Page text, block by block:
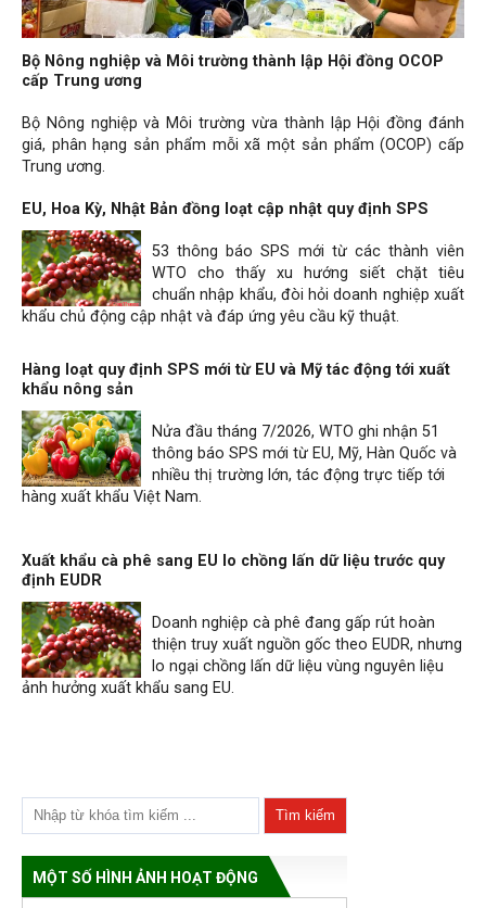
Bộ Nông nghiệp và Môi trường thành lập Hội đồng OCOP
cấp Trung ương
Bộ Nông nghiệp và Môi trường vừa thành lập Hội đồng đánh
giá, phân hạng sản phẩm mỗi xã một sản phẩm (OCOP) cấp
Trung ương.
EU, Hoa Kỳ, Nhật Bản đồng loạt cập nhật quy định SPS
53 thông báo SPS mới từ các thành viên
WTO cho thấy xu hướng siết chặt tiêu
chuẩn nhập khẩu, đòi hỏi doanh nghiệp xuất
khẩu chủ động cập nhật và đáp ứng yêu cầu kỹ thuật.
Hàng loạt quy định SPS mới từ EU và Mỹ tác động tới xuất
khẩu nông sản
Nửa đầu tháng 7/2026, WTO ghi nhận 51
thông báo SPS mới từ EU, Mỹ, Hàn Quốc và
nhiều thị trường lớn, tác động trực tiếp tới
hàng xuất khẩu Việt Nam.
Xuất khẩu cà phê sang EU lo chồng lấn dữ liệu trước quy
định EUDR
Doanh nghiệp cà phê đang gấp rút hoàn
thiện truy xuất nguồn gốc theo EUDR, nhưng
lo ngại chồng lấn dữ liệu vùng nguyên liệu
ảnh hưởng xuất khẩu sang EU.
MỘT SỐ HÌNH ẢNH HOẠT ĐỘNG